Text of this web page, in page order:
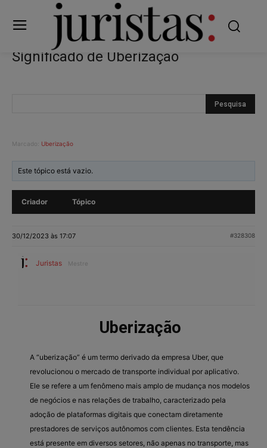
Significado de Uberização
Marcado: Uberização
Este tópico está vazio.
Criador Tópico
30/12/2023 às 17:07 #328308
Juristas Mestre
Uberização
A “uberização” é um termo derivado da empresa Uber, que
revolucionou o mercado de transporte individual por aplicativo.
Ele se refere a um fenômeno mais amplo de mudança nos modelos
de negócios e nas relações de trabalho, caracterizado pela
adoção de plataformas digitais que conectam diretamente
prestadores de serviços autônomos com clientes. Esta tendência
está presente em diversos setores, não apenas no transporte, mas